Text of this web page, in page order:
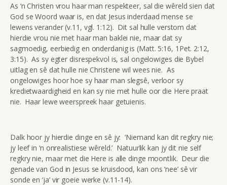
As ‘n Christen vrou haar man respekteer, sal die wêreld sien dat
God se Woord waar is, en dat Jesus inderdaad mense se
lewens verander (v.11, vgl. 1:12). Dit sal hulle verstom dat
hierdie vrou nie met haar man baklei nie, maar dat sy
sagmoedig, eerbiedig en onderdanig is (Matt. 5:16, 1Pet. 2:12,
3:15). As sy egter disrespekvol is, sal ongelowiges die Bybel
uitlag en sê dat hulle nie Christene wil wees nie. As
ongelowiges hoor hoe sy haar man slegsê, verloor sy
kredietwaardigheid en kan sy nie met hulle oor die Here praat
nie. Haar lewe weerspreek haar getuienis.
Dalk hoor jy hierdie dinge en sê jy: ‘Niemand kan dit regkry nie;
jy leef in ‘n onrealistiese wêreld.’ Natuurlik kan jy dit nie self
regkry nie, maar met die Here is alle dinge moontlik. Deur die
genade van God in Jesus se kruisdood, kan ons ‘nee’ sê vir
sonde en ‘ja’ vir goeie werke (v.11-14).